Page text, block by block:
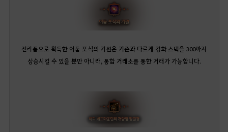
전리품으로 획득한 어둠 포식의 기원은 기존과 다르게 강화 스택을 300까지
상승시킬 수 있을 뿐만 아니라, 통합 거래소를 통한 거래가 가능합니다.